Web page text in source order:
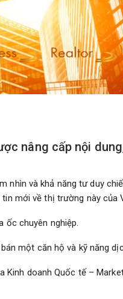
nâng cấp nội
nhìn và khả năng tư duy
mới về thị trường này của
ốc chuyên nghiệp.
một căn hộ và kỹ năng
doanh Quốc tế –